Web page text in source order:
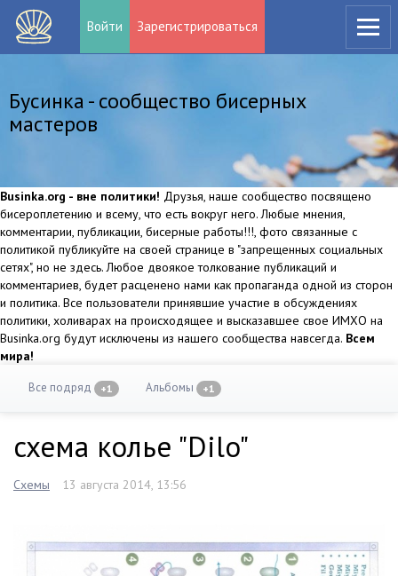
Войти Зарегистрироваться
Бусинка - сообщество бисерных
мастеров
Businka.org - вне политики! Друзья, наше сообщество посвящено
бисероплетению и всему, что есть вокруг него. Любые мнения,
комментарии, публикации, бисерные работы!!!, фото связанные с
политикой публикуйте на своей странице в "запрещенных социальных
сетях", но не здесь. Любое двоякое толкование публикаций и
комментариев, будет расценено нами как пропаганда одной из сторон
и политика. Все пользователи принявшие участие в обсуждениях
политики, холиварах на происходящее и высказавшее свое ИМХО на
Businka.org будут исключены из нашего сообщества навсегда. Всем
мира!
Все подряд +1 Альбомы +1
схема колье "Dilo"
Схемы 13 августа 2014, 13:56